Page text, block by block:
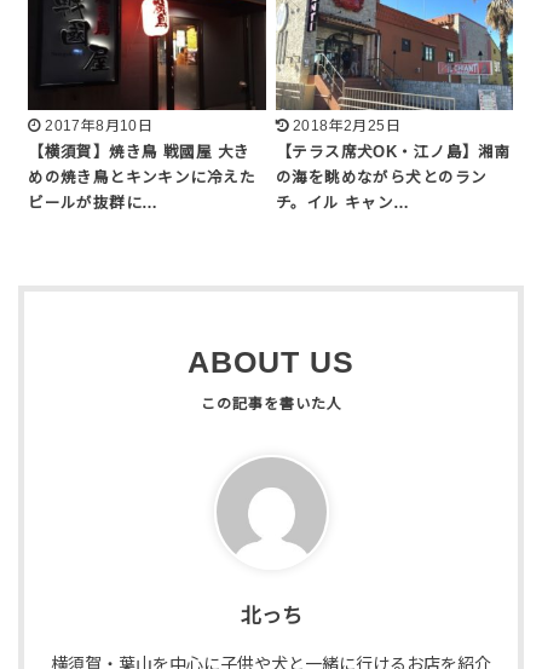
2017年8月10日
【横須賀】焼き鳥 戦國屋 大き
めの焼き鳥とキンキンに冷えた
ビールが抜群に…
2018年2月25日
【テラス席犬OK・江ノ島】湘南
の海を眺めながら犬とのラン
チ。イル キャン…
ABOUT US
北っち
横須賀・葉山を中心に子供や犬と一緒に行けるお店を紹介